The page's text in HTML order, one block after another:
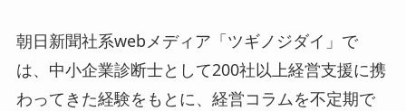
朝日新聞社系webメディア「ツギノジダイ」で
は、中小企業診断士として200社以上経営支援に携
わってきた経験をもとに、経営コラムを不定期で